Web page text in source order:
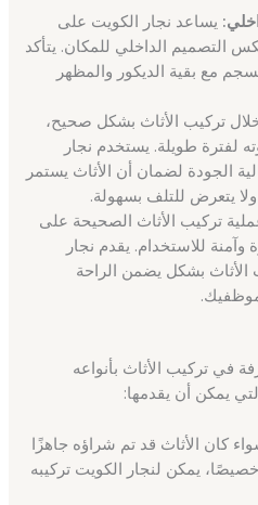
يساعد نجار الكويت على
التصميم الداخلي للمكان. يتأكد
مع بقية الديكور والمظهر
تركيب الأثاث بشكل صحيح،
لفترة طويلة. يستخدم نجار
الجودة لضمان أن الأثاث يستمر
يتعرض للتلف بسهولة.
تركيب الأثاث الصحيحة على
للاستخدام. يقدم نجار
بشكل يضمن الراحة
موظفيك.
في تركيب الأثاث بأنواعه
يمكن أن يقدمها:
كان الأثاث قد تم شراؤه جاهزًا
يمكن لنجار الكويت تركيبه